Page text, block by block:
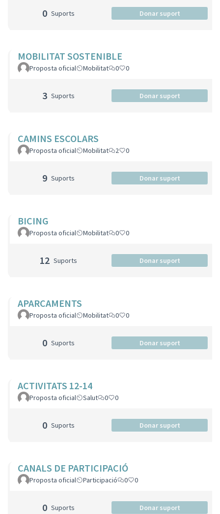
0 Suports Donar suport
MOBILITAT SOSTENIBLE
Proposta oficial Mobilitat 0 0
3 Suports Donar suport
CAMINS ESCOLARS
Proposta oficial Mobilitat 2 0
9 Suports Donar suport
BICING
Proposta oficial Mobilitat 0 0
12 Suports Donar suport
APARCAMENTS
Proposta oficial Mobilitat 0 0
0 Suports Donar suport
ACTIVITATS 12-14
Proposta oficial Salut 0 0
0 Suports Donar suport
CANALS DE PARTICIPACIÓ
Proposta oficial Participació 0 0
0 Suports Donar suport